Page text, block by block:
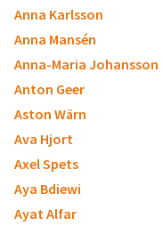
Anna Karlsson
Anna Mansén
Anna-Maria Johansson
Anton Geer
Aston Wärn
Ava Hjort
Axel Spets
Aya Bdiewi
Ayat Alfar